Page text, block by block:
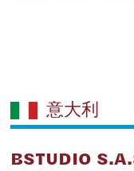
意大利
BSTUDIO